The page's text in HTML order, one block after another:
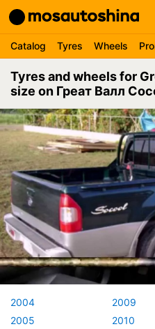
Catalog Tyres Wheels
Tyres and wheels for
size on Греат Валл
2004
2005
2009
2010